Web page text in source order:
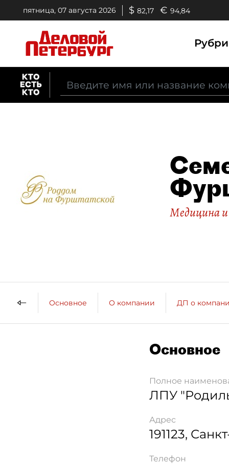
пятница, 07 августа 2026 $ 82,17 € 94,84
Медицина
Основное О компании ДП о
Основное
Полное
ЛПУ
Адрес
191123,
Телефон